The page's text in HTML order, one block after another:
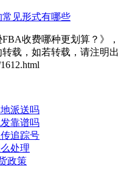
见形式有哪些
收费哪种更划算？》，
载，如若转载，请注明出
派送吗
靠谱吗
追踪号
处理
政策